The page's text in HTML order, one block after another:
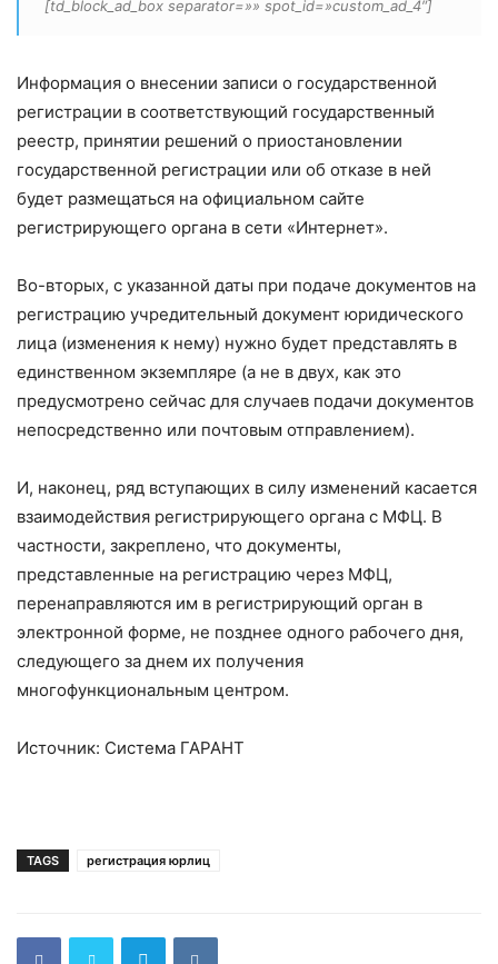
[td_block_ad_box separator=»» spot_id=»custom_ad_4″]
Информация о внесении записи о государственной
регистрации в соответствующий государственный
реестр, принятии решений о приостановлении
государственной регистрации или об отказе в ней
будет размещаться на официальном сайте
регистрирующего органа в сети «Интернет».
Во-вторых, с указанной даты при подаче документов на
регистрацию учредительный документ юридического
лица (изменения к нему) нужно будет представлять в
единственном экземпляре (а не в двух, как это
предусмотрено сейчас для случаев подачи документов
непосредственно или почтовым отправлением).
И, наконец, ряд вступающих в силу изменений касается
взаимодействия регистрирующего органа с МФЦ. В
частности, закреплено, что документы,
представленные на регистрацию через МФЦ,
перенаправляются им в регистрирующий орган в
электронной форме, не позднее одного рабочего дня,
следующего за днем их получения
многофункциональным центром.
Источник: Система ГАРАНТ
TAGS регистрация юрлиц